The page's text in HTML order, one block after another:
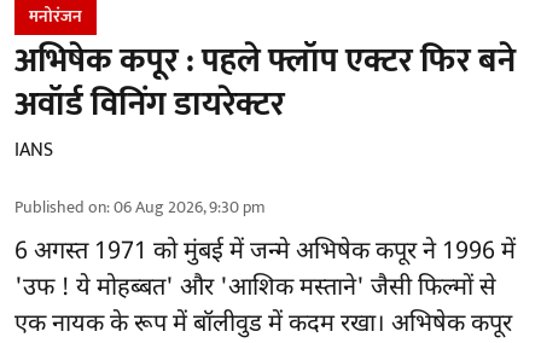
मनोरंजन
अभिषेक कपूर : पहले फ्लॉप एक्टर फिर बने
अवॉर्ड विनिंग डायरेक्टर
IANS
Published on:06 Aug 2026, 9:30 pm
6 अगस्त 1971 को मुंबई में जन्मे अभिषेक कपूर ने 1996 में
'उफ ! ये मोहब्बत' और 'आशिक मस्ताने' जैसी फिल्मों से
एक नायक के रूप मेंबॉलीवुडमें कदम रखा। अभिषेक कपूर